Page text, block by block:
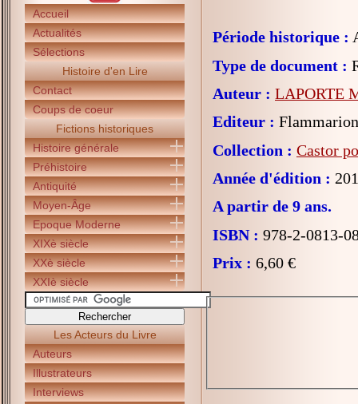
Accueil
Actualités
Sélections
Histoire d'en Lire
Contact
Coups de coeur
Fictions historiques
Histoire générale
Préhistoire
Antiquité
Moyen-Âge
Epoque Moderne
XIXè siècle
XXè siècle
XXIè siècle
Les Acteurs du Livre
Auteurs
Illustrateurs
Interviews
Période historique :
Type de document :
Auteur : LAPORTE
Editeur :
Collection : Castor
Année d'édition :
A partir de 9 ans.
ISBN : 978-2-0813-
Prix : 6,60 €